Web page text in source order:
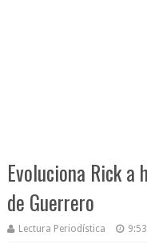
Evoluciona Rick a
de Guerrero
Lectura Periodística 9:53